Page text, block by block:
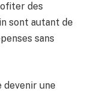
des
sont autant de
sans
devenir une